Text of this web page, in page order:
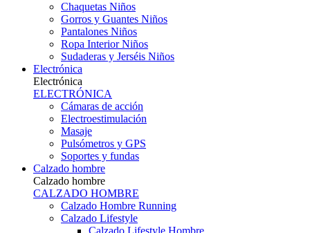
Chaquetas Niños
Gorros y Guantes Niños
Pantalones Niños
Ropa Interior Niños
Sudaderas y Jerséis Niños
Electrónica
Electrónica
ELECTRÓNICA
Cámaras de acción
Electroestimulación
Masaje
Pulsómetros y GPS
Soportes y fundas
Calzado hombre
Calzado hombre
CALZADO HOMBRE
Calzado Hombre Running
Calzado Lifestyle
Calzado Lifestyle Hombre